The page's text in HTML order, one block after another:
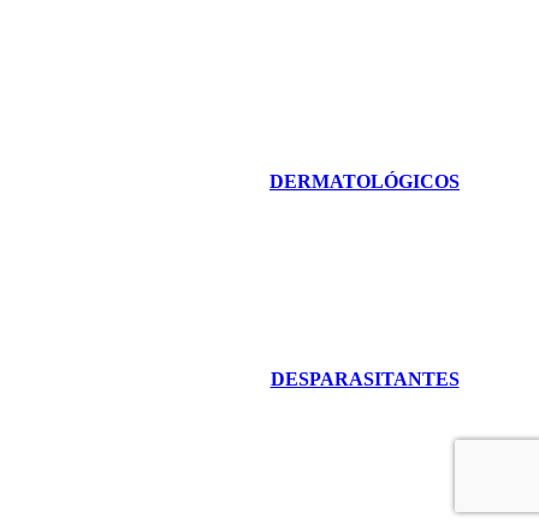
DERMATOLÓGICOS
DESPARASITANTES